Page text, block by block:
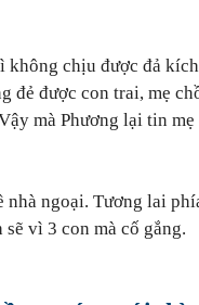
chịu được đả
đẻ được con trai, mẹ
mà Phương lại tin mẹ
nhà ngoại. Tương lai
vì 3 con mà cố gắng.